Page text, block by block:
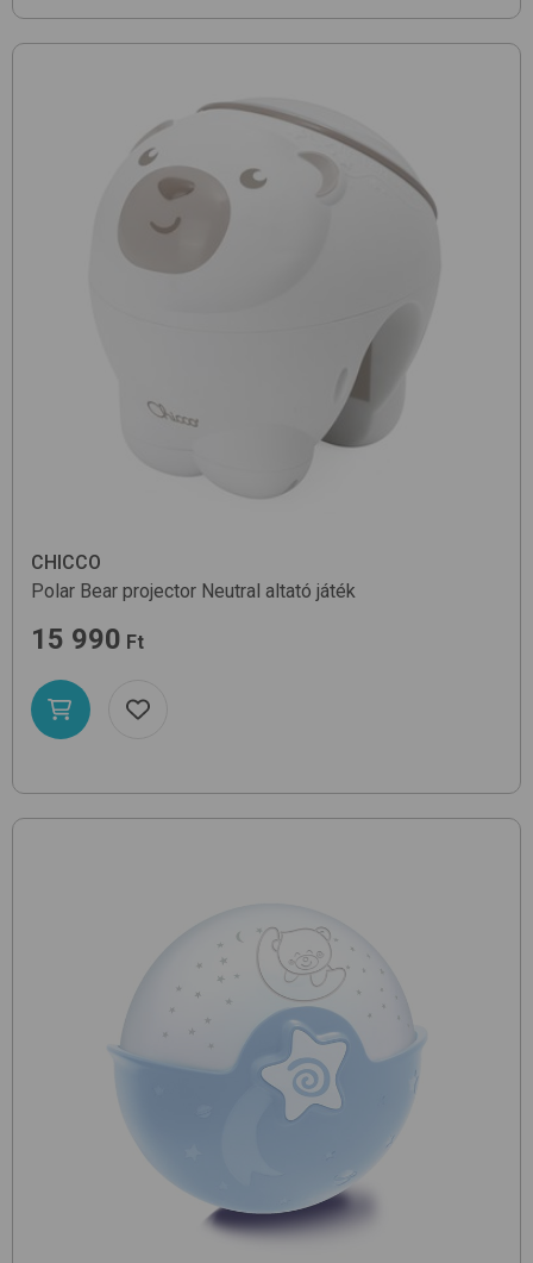
CHICCO
Polar Bear projector Neutral altató játék
15 990 Ft